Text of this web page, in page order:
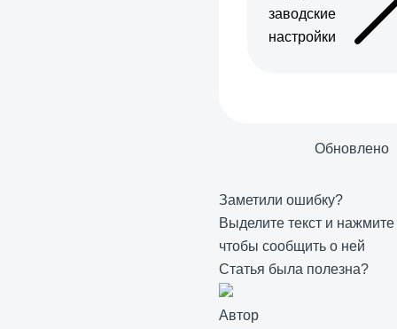
заводские
настройки
Обновлено
Заметили ошибку?
Выделите текст и нажмите
чтобы сообщить о ней
Статья была полезна?
Автор